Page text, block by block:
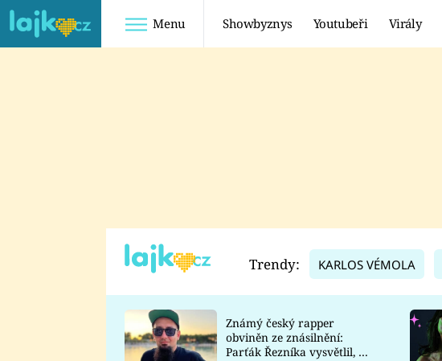
Menu Showbyznys Youtubeři Virály
TADEÁŠ KUBĚNKA
DATEL
Trendy: KARLOS VÉMOLA
Známý český rapper
obviněn ze znásilnění:
Parťák Řezníka vysvětlil, co